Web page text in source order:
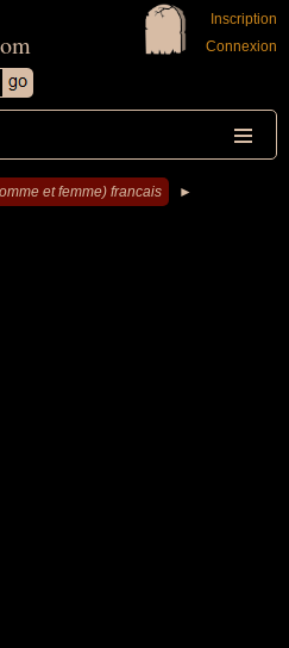
Inscription
Connexion
et femme) francais ►